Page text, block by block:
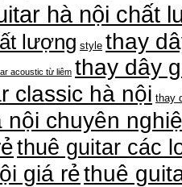
hà nội chất
lượng style thay
acoustic từ liêm thay dây
classic hà nội thay
chuyên
thuê guitar các
giá rẻthuê